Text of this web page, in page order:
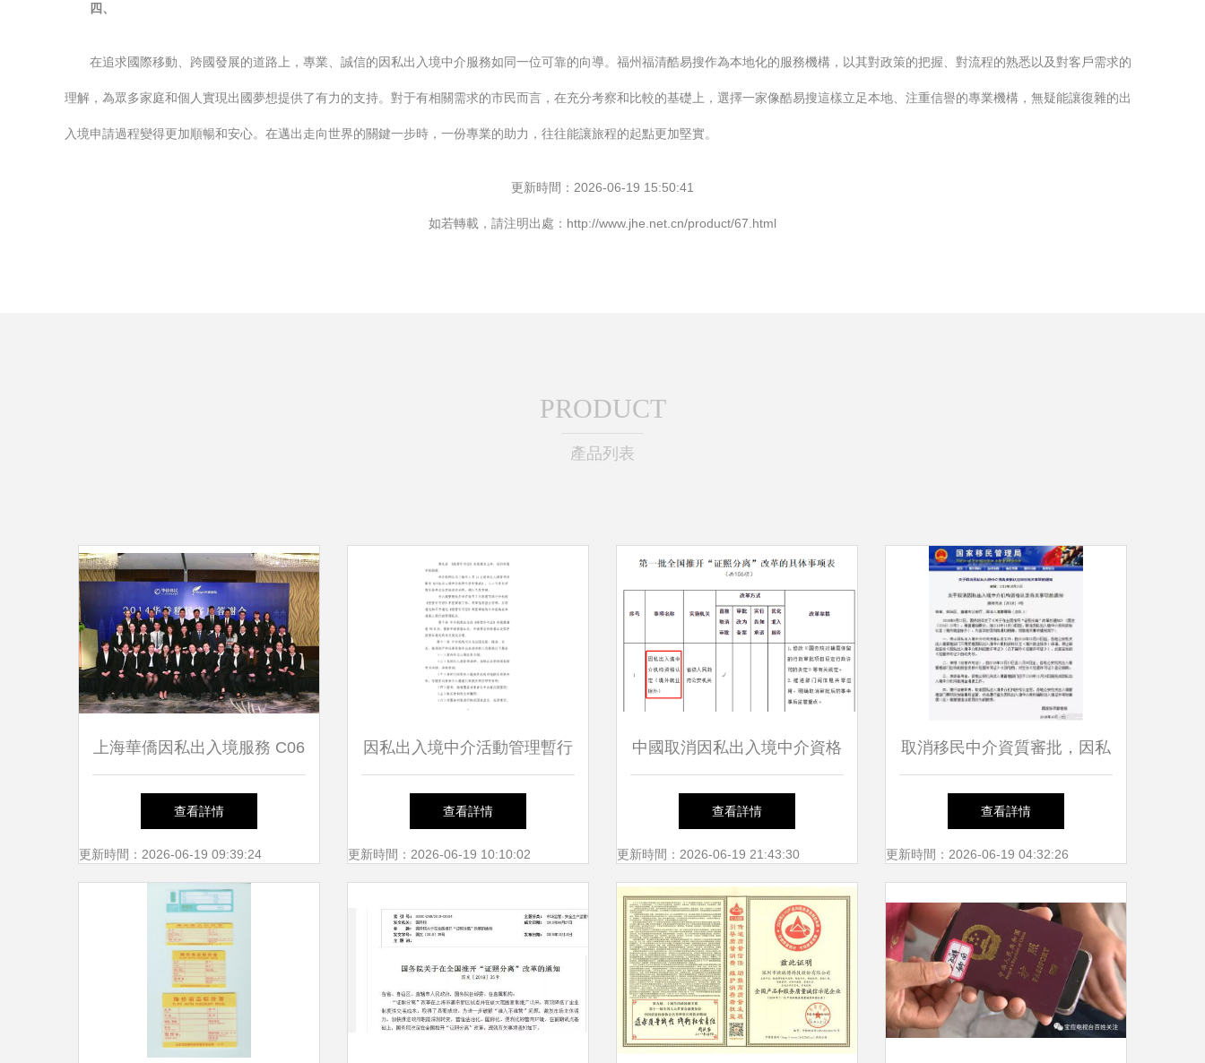
四、
在追求國際移動、跨國發展的道路上，專業、誠信的因私出入境中介服務如同一位可靠的向導。福州福清酷易搜作為本地化的服務機構，以其對政策的把握、對流程的熟悉以及對客戶需求的
理解，為眾多家庭和個人實現出國夢想提供了有力的支持。對于有相關需求的市民而言，在充分考察和比較的基礎上，選擇一家像酷易搜這樣立足本地、注重信譽的專業機構，無疑能讓復雜的出
入境申請過程變得更加順暢和安心。在邁出走向世界的關鍵一步時，一份專業的助力，往往能讓旅程的起點更加堅實。
更新時間：2026-06-19 15:50:41
如若轉載，請注明出處：http://www.jhe.net.cn/product/67.html
PRODUCT
產品列表
上海華僑因私出入境服務 C06
移民盛典 專業中介，成就您
的全球夢想
查看詳情
更新時間：2026-06-19 09:39:24
因私出入境中介活動管理暫行
規定解讀
查看詳情
更新時間：2026-06-19 10:10:02
中國取消因私出入境中介資格
認定，移民留學服務步入新階
段
查看詳情
更新時間：2026-06-19 21:43:30
取消移民中介資質審批，因私
出入境服務迎來新篇章
查看詳情
更新時間：2026-06-19 04:32:26